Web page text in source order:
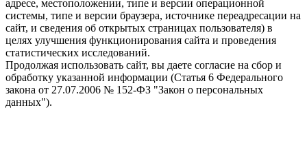
адресе, местоположении, типе и версии операционной
системы, типе и версии браузера, источнике переадресации на
сайт, и сведения об открытых страницах пользователя) в
целях улучшения функционирования сайта и проведения
статистических исследований.
Продолжая использовать сайт, вы даете согласие на сбор и
обработку указанной информации (Статья 6 Федерального
закона от 27.07.2006 № 152-ФЗ "Закон о персональных
данных").